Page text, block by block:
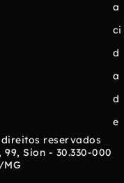
a
ci
d
a
d
e
direitos reservados
Sion - 30.330-000